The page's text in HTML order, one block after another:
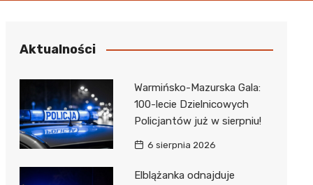
Skarbowy
Policja
Aktualności
Warmińsko-Mazurska Gala:
100-lecie Dzielnicowych
Policjantów już w sierpniu!
6 sierpnia 2026
Elblążanka odnajduje